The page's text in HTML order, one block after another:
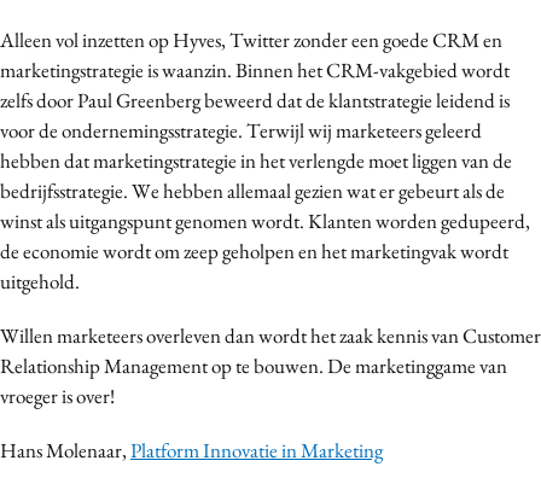
Alleen vol inzetten op Hyves, Twitter zonder een goede CRM en
marketingstrategie is waanzin. Binnen het CRM-vakgebied wordt
zelfs door Paul Greenberg beweerd dat de klantstrategie leidend is
voor de ondernemingsstrategie. Terwijl wij marketeers geleerd
hebben dat marketingstrategie in het verlengde moet liggen van de
bedrijfsstrategie. We hebben allemaal gezien wat er gebeurt als de
winst als uitgangspunt genomen wordt. Klanten worden gedupeerd,
de economie wordt om zeep geholpen en het marketingvak wordt
uitgehold.
Willen marketeers overleven dan wordt het zaak kennis van Customer
Relationship Management op te bouwen. De marketinggame van
vroeger is over!
Hans Molenaar,Platform Innovatie in Marketing